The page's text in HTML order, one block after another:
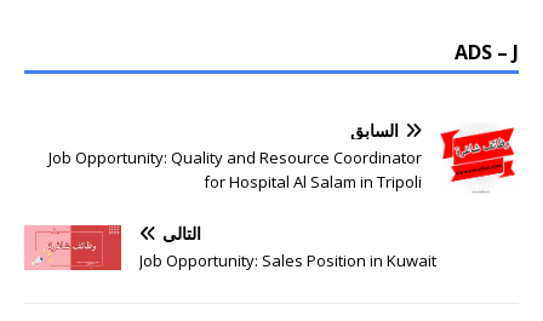
ADS – J
السابق
Job Opportunity: Quality and Resource Coordinator
for Hospital Al Salam in Tripoli
التالي
Job Opportunity: Sales Position in Kuwait